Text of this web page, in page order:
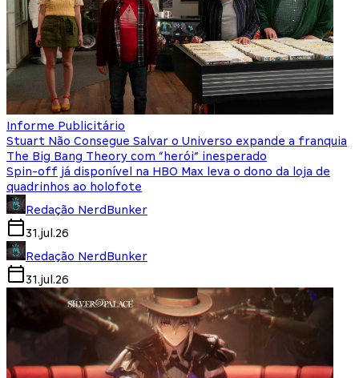
Informe Publicitário
Stuart Não Consegue Salvar o Universo expande a franquia
The Big Bang Theory com “herói” inesperado
Spin-off já disponível na HBO Max leva o dono da loja de
quadrinhos ao holofote
Redação NerdBunker
31.jul.26
Redação NerdBunker
31.jul.26